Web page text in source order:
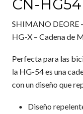
CN-HG54
SHIMANO DEORE
HG-X – Cadena de
Perfecta para las
la HG-54 es una
con un diseño que
Diseño